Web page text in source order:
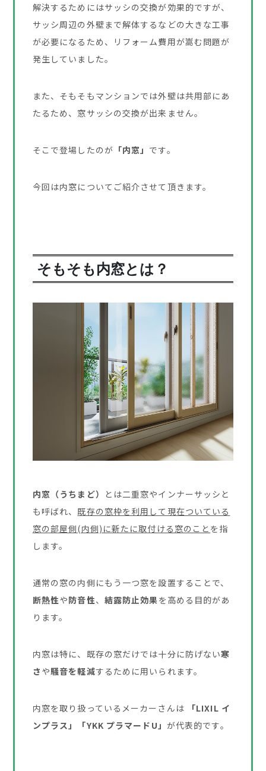
解決するためにはサッシの交換が効果的ですが、
サッシ周辺の外壁まで解体するなどの大きな工事
が必要になるため、リフォーム費用が嵩む問題が
発生していました。
また、そもそもマンションでは外壁は共用部にあ
たるため、窓サッシの交換が出来ません。
そこで登場したのが 「内窓」 です。
今回は内窓についてご紹介させて頂きます。
そもそも内窓とは？
内窓（うちまど）
とは二重窓やインナーサッシと
も呼ばれ、 既存の窓枠を利用して現在ついている
窓の部屋側(内側)に新たに取付ける窓のこと を指
します。
通常の窓の内側にもう一つ窓を設置することで、
断熱性や防音性、 結露防止効果を高める目的があ
ります。
内窓は特に、既存の窓だけでは十分に防げない寒
さ や騒音を軽減するために用いられます。
内窓を取り扱っているメーカーさんは
「LIXIL イ
ンプラス」「YKK プラマードU」 が代表的です。